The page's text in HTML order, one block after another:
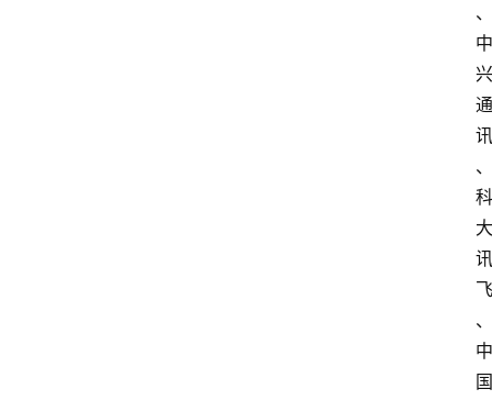
、
中
兴
通
讯
、
科
大
讯
飞
、
中
国